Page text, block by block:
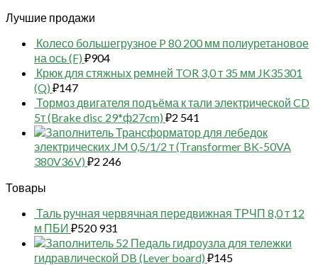
Лучшие продажи
Колесо большегрузное P 80 200 мм полиуретановое
на ось (F) ₽904
Крюк для стяжных ремней TOR 3,0 т 35 мм JK35301
(Q) ₽147
Тормоз двигателя подъёма к тали электрической CD
5т (Brake disc 29*ф27cm) ₽2 541
Трансформатор для лебедок
электрических JM 0,5/1/2 т (Transformer BK-50VA
380V36V) ₽2 246
Товары
Таль ручная червячная передвижная ТРЧП 8,0 т 12
м ПБИ ₽520 931
52 Педаль гидроузла для тележки
гидравлической DB (Lever board) ₽145